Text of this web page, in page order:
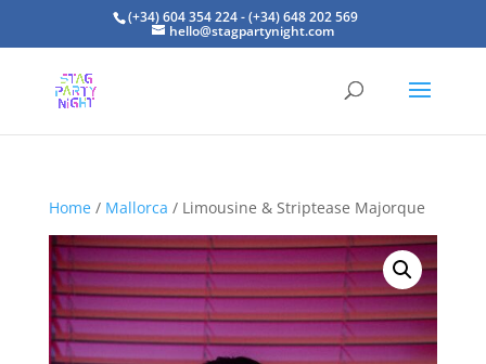
(+34) 604 354 224 - (+34) 648 202 569
hello@stagpartynight.com
Home/ Mallorca / Limousine & Striptease Majorque